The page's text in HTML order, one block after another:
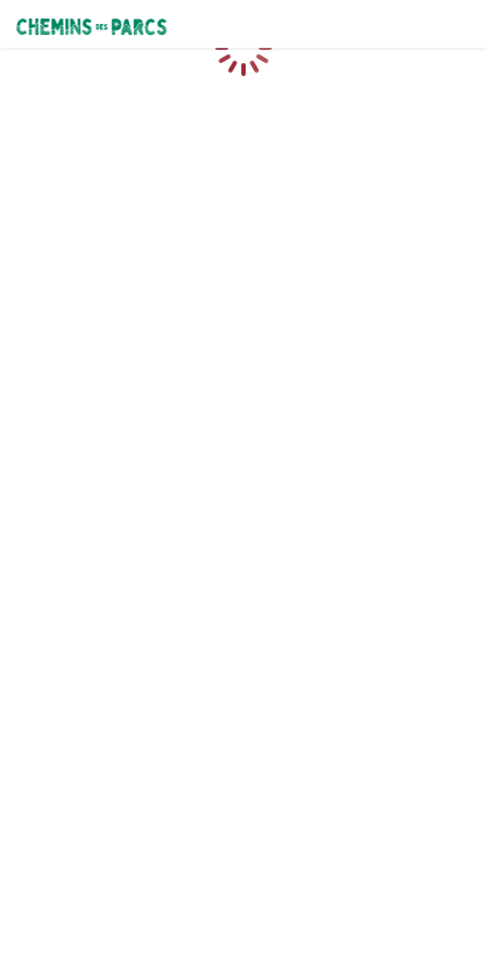
Chemins des Parcs
Caricamento